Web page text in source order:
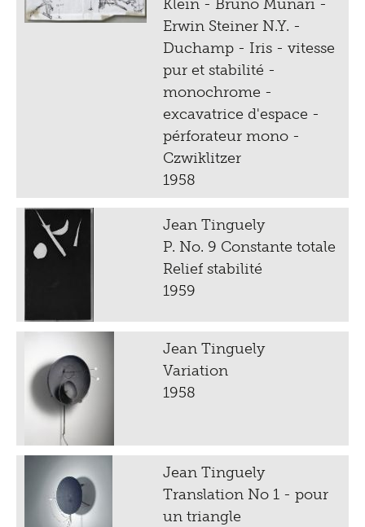
Klein - Bruno Munari -
Erwin Steiner N.Y. -
Duchamp - Iris - vitesse
pur et stabilité -
monochrome -
excavatrice d'espace -
pérforateur mono -
Czwiklitzer
1958
Jean Tinguely
P. No. 9 Constante totale
Relief stabilité
1959
Jean Tinguely
Variation
1958
Jean Tinguely
Translation No 1 - pour
un triangle